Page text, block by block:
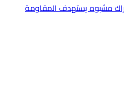
مشبوه يستهدف المقاومة